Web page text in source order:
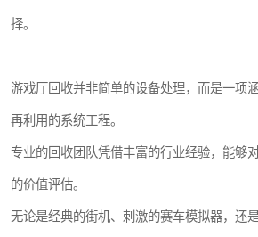
择。
游戏厅回收并非简单的设备处理，而是一项
再利用的系统工程。
专业的回收团队凭借丰富的行业经验，能够
的价值评估。
无论是经典的街机、刺激的赛车模拟器，还